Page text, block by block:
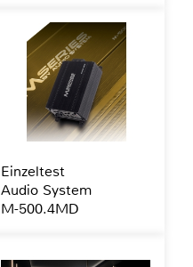
Einzeltest
Audio System
M-500.4MD